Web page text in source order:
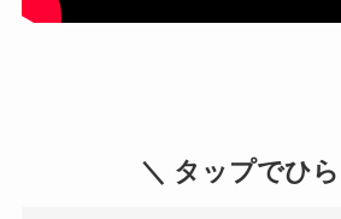
＼ タップでひ